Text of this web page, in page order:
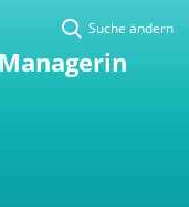
Suche ändern